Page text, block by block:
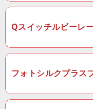
Qスイッチルビーレ
フォトシルクプラス